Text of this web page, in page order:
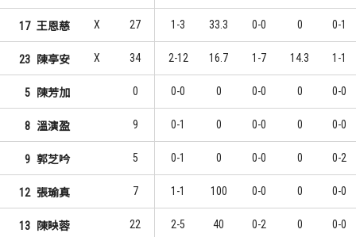
17 王恩慈 X 27 1-3 33.3 0-0 0 0-1
23 陳亭安 X 34 2-12 16.7 1-7 14.3 1-1
5 陳芳加 0 0-0 0 0-0 0 0-0
8 溫演盈 9 0-1 0 0-0 0 0-0
9 郭芝吟 5 0-1 0 0-0 0 0-2
12 張瑜真 7 1-1 100 0-0 0 0-0
13 陳映蓉 22 2-5 40 0-2 0 0-0